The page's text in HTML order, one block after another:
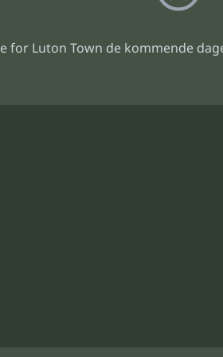
for Luton Town de kommende